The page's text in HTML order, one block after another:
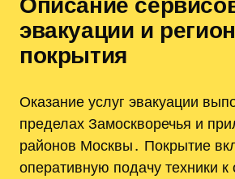
Описание
эвакуации и
покрытия
Оказание услуг эвакуации
пределах Замоскворечья и
районов Москвы․ Покрытие
оперативную подачу техники